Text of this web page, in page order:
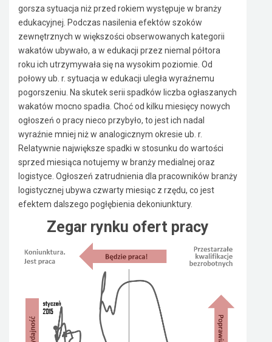
gorsza sytuacja niż przed rokiem występuje w branży
edukacyjnej. Podczas nasilenia efektów szoków
zewnętrznych w większości obserwowanych kategorii
wakatów ubywało, a w edukacji przez niemal półtora
roku ich utrzymywała się na wysokim poziomie. Od
połowy ub. r. sytuacja w edukacji uległa wyraźnemu
pogorszeniu. Na skutek serii spadków liczba ogłaszanych
wakatów mocno spadła. Choć od kilku miesięcy nowych
ogłoszeń o pracy nieco przybyło, to jest ich nadal
wyraźnie mniej niż w analogicznym okresie ub. r.
Relatywnie największe spadki w stosunku do wartości
sprzed miesiąca notujemy w branży medialnej oraz
logistyce. Ogłoszeń zatrudnienia dla pracowników branży
logistycznej ubywa czwarty miesiąc z rzędu, co jest
efektem dalszego pogłębienia dekoniunktury.
Zegar rynku ofert pracy